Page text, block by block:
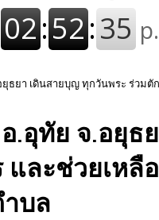
ธยา เดินสายบุญ ทุกวันพระ ร่วมตั
.อุทัย จ.อยุธ
ละช่วยเหลื
บล